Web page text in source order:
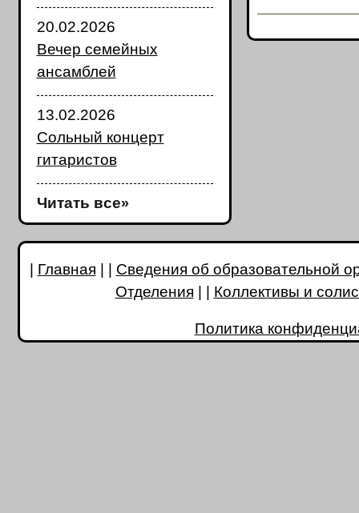
20.02.2026
Вечер семейных
ансамблей
13.02.2026
Сольный концерт
гитаристов
Читать все»
| Главная | | Сведения об образовательной
Отделения | | Коллективы и
Политика